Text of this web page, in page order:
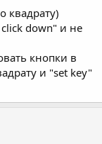
квадрату)
down" и не
кнопки в
и "set key"